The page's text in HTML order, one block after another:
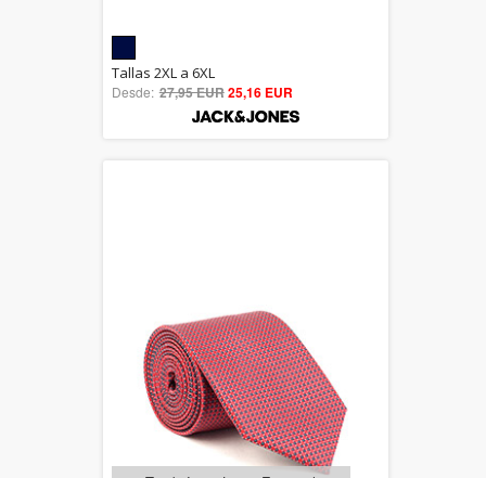
5.00
out of 5
Tallas 2XL a 6XL
Desde: 27,95 EUR25,16 EUR